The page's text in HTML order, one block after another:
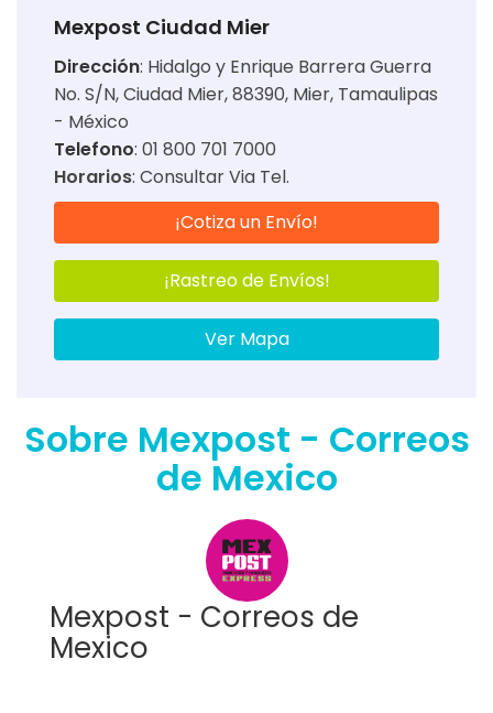
Mexpost Ciudad Mier
Dirección: Hidalgo y Enrique Barrera Guerra
No. S/N, Ciudad Mier, 88390, Mier, Tamaulipas
- México
Telefono: 01 800 701 7000
Horarios: Consultar Via Tel.
¡Cotiza un Envío!
¡Rastreo de Envíos!
Ver Mapa
Sobre Mexpost - Correos
de Mexico
Mexpost - Correos de
Mexico